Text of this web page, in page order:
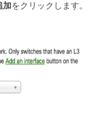
加をクリックします。